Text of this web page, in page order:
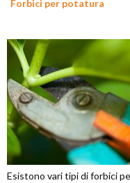
Forbici per potatura
Esistono vari tipi di forbici